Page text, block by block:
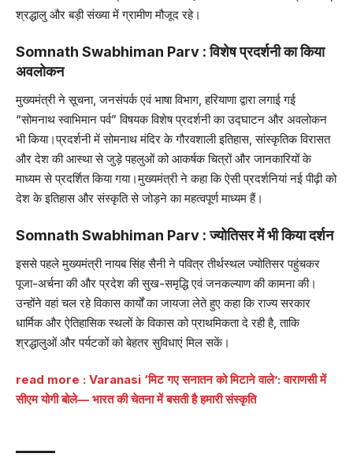
श्रद्धालु और बड़ी संख्या में ग्रामीण मौजूद रहे।
Somnath Swabhiman Parv : विशेष प्रदर्शनी का किया
अवलोकन
मुख्यमंत्री ने सूचना, जनसंपर्क एवं भाषा विभाग, हरियाणा द्वारा लगाई गई
“सोमनाथ स्वाभिमान पर्व” विषयक विशेष प्रदर्शनी का उद्घाटन और अवलोकन
भी किया।प्रदर्शनी में सोमनाथ मंदिर के गौरवशाली इतिहास, सांस्कृतिक विरासत
और देश की आस्था से जुड़े पहलुओं को आकर्षक चित्रों और जानकारियों के
माध्यम से प्रदर्शित किया गया।मुख्यमंत्री ने कहा कि ऐसी प्रदर्शनियां नई पीढ़ी को
देश के इतिहास और संस्कृति से जोड़ने का महत्वपूर्ण माध्यम हैं।
Somnath Swabhiman Parv : ज्योतिसर में भी किया दर्शन
इससे पहले मुख्यमंत्री नायब सिंह सैनी ने पवित्र तीर्थस्थल ज्योतिसर पहुंचकर
पूजा-अर्चना की और प्रदेश की सुख-समृद्धि एवं जनकल्याण की कामना की।
उन्होंने वहां चल रहे विकास कार्यों का जायजा लेते हुए कहा कि राज्य सरकार
धार्मिक और ऐतिहासिक स्थलों के विकास को प्राथमिकता दे रही है, ताकि
श्रद्धालुओं और पर्यटकों को बेहतर सुविधाएं मिल सकें।
read more : Varanasi ‘मिट गए सनातन को मिटाने वाले’: वाराणसी में
सीएम योगी बोले— भारत की चेतना में बसती है हमारी संस्कृति